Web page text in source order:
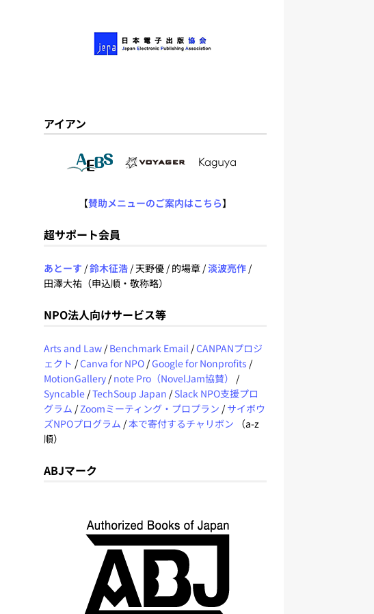
アイアン
【賛助メニューのご案内はこちら】
超サポート会員
あとーす /鈴木征浩/ 天野優 / 的場章 /淡波亮作/
田澤大祐（申込順・敬称略）
NPO法人向けサービス等
Arts and Law/ Benchmark Email /CANPANプロジ
ェクト /Canva for NPO/Google for Nonprofits /
MotionGallery/ note Pro（NovelJam協賛）
/
Syncable/TechSoup Japan / Slack NPO支援プロ
グラム / Zoomミーティング・プロプラン / サイボウ
ズNPOプログラム /本で寄付するチャリボン （a-z
順）
ABJマーク